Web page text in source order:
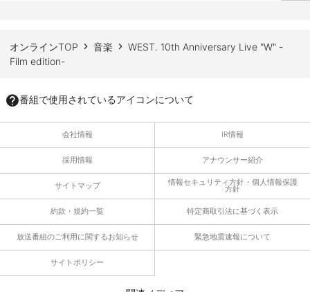
オンラインTOP 音楽
WEST. 10th Anniversary Live "W" -
Film edition-
番組で使用されているアイコンについて
会社情報 IR情報
採用情報 アナウンサー紹介
サイトマップ 情報セキュリティ方針・個人情報保護
方針
約款・規約一覧 特定商取引法に基づく表示
放送番組のご利用に関するお知らせ 緊急地震速報について
サイトポリシー